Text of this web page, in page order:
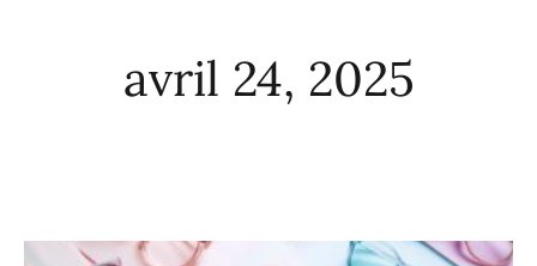
avril 24, 2025